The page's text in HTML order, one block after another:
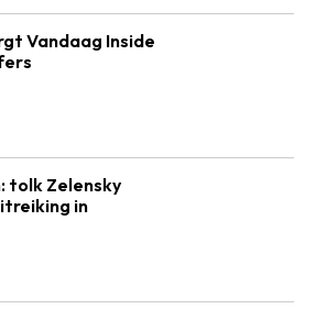
Vandaag Inside
tolk Zelensky
in